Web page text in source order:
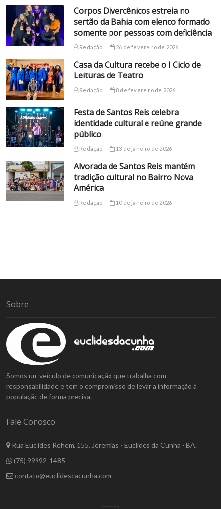
Corpos Divercênicos estreia no
sertão da Bahia com elenco formado
somente por pessoas com deficiência
Redação 26 de fevereiro de 2026
Casa da Cultura recebe o I Ciclo de
Leituras de Teatro
Redação 8 de fevereiro de 2026
Festa de Santos Reis celebra
identidade cultural e reúne grande
público
Redação 13 de janeiro de 2026
Alvorada de Santos Reis mantém
tradição cultural no Bairro Nova
América
Redação 10 de janeiro de 2026
Sobre
Somos um veículo de comunicação que trabalha com
responsabilidade e tem o compromisso de levar a informação à
população de forma precisa.
Fale Conosco
Rua Euclides Rehem, 155. Jeremias - Euclides da Cunha - BA.
(75) 99992-1485
contato@euclidesdacunha.com